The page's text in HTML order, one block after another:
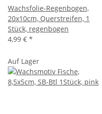
Wachsfolie-Regenbogen,
20x10cm, Querstreifen, 1
Stück, regenbogen
4,99 € *
Auf Lager